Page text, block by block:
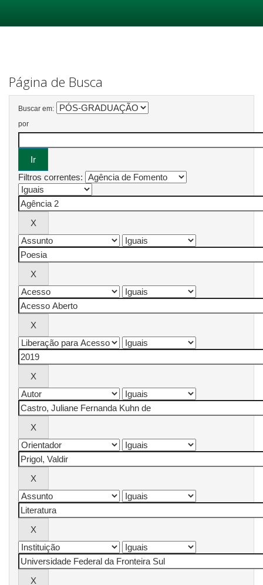
Página de Busca
Buscar em:
por
Filtros correntes: